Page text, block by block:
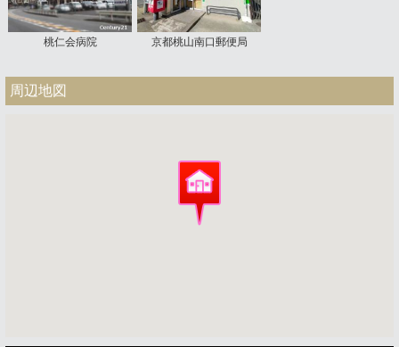
桃仁会病院 京都桃山南口郵便局
周辺地図